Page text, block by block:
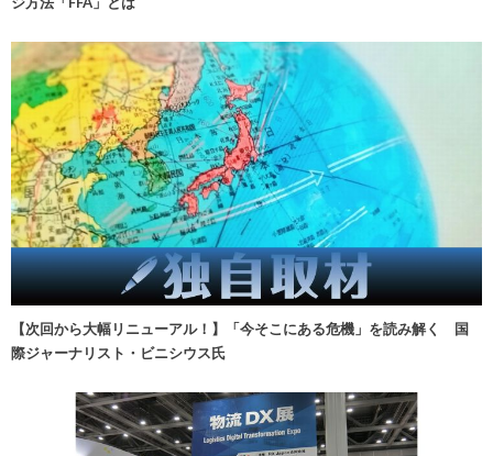
【次回から大幅リニューアル！】「今そこにある危機」を読み解く 国
際ジャーナリスト・ビニシウス氏